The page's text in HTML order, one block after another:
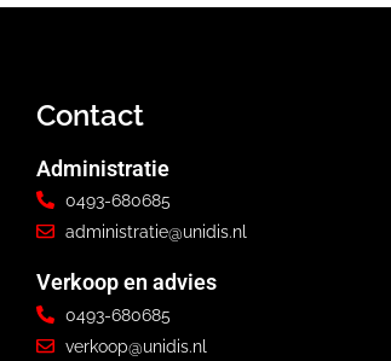
Contact
Administratie
0493-680685
administratie@unidis.nl
Verkoop en advies
0493-680685
verkoop@unidis.nl